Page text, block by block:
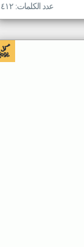
عدد الكلمات: ٤١٢